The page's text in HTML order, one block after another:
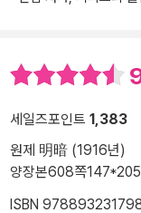
세일즈포인트 1,383
원제 明暗 (1916년)
양장본608쪽
ISBN